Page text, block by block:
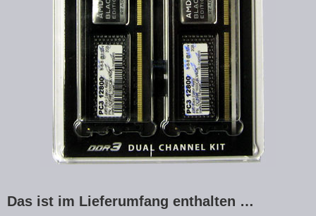
Das ist im Lieferumfang enthalten …